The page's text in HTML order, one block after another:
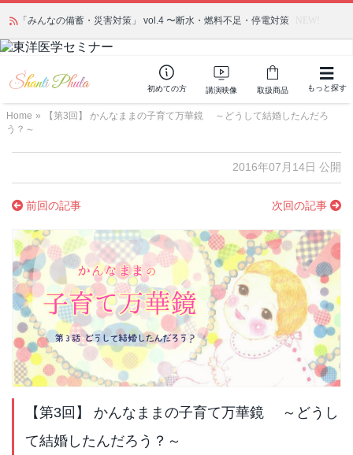
「みんなの備蓄・災害対策」 vol.4 〜断水・燃料不足・停電対策 NEW!
初めての方 講演映像 取扱商品 もっと探す
Home »
【第3回】 かんなままの子育て万華鏡 ～どうして結婚したんだろ
う？～
2016年07月14日 公開
前回の記事 次回の記事
【第3回】 かんなままの子育て万華鏡 ～どうし
て結婚したんだろう？～